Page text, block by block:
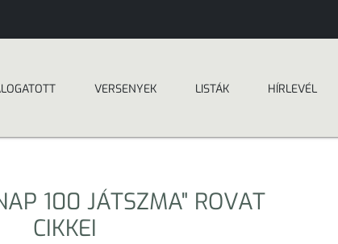
VERSENYEK LISTÁK HÍRLEVÉL
100 JÁTSZMA" ROVAT
CIKKEI